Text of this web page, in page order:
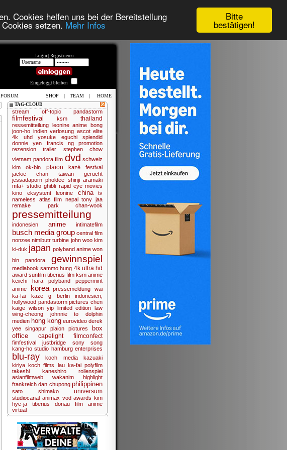
Bitte
bestätigen!
Cookies helfen uns bei der Bereitstellung
setzen. Mehr Infos
FORUM SHOP | TEAM | HOME
Login | Registrieren
Eingeloggt bleiben
TAG-CLOUD
stream off-topic pandastorm
filmfestival ksm thailand
ressemitteilung leonine anime bong
joon-ho indien verlosung ascot elite
4k uhd
yosuke eguchi
splendid
donnie yen
francis ng
promotion
rezension
trailer
stephen chow
vietnam pandora film dvd schweiz
kim ok-bin
plaion kazé
festival
jackie chan
taiwan
gerücht
jessadaporn pholdee shinji aramaki
mfa+ studio ghibli rapid eye movies
kino
eksystent leonine china
tv
nameless
atlas film nepal tony jaa
remake
park chan-wook
pressemitteilung
indonesien anime intimatefilm
busch media group central film
nonzee nimibutr turbine john woo kim
ki-duk japan polyband anime won
bin
pandora gewinnspiel
mediabook sammo hung 4k ultra hd
award sunfilm tiberius film ksm anime
keiichi hara
polyband
peppermint
anime
korea pressemeldung
wai
ka-fai
kaze g berlin
indonesien,
hollywood pandastorm pictures chen
kaige wilson yip limited edition law
wing-cheong
johnnie to
dolphin
medien hong kong eurovideo derek
yee
singapur plaion pictures
box
office
capelight filmconfect
fimfestival justbridge sony
song
kang-ho studio hamburg enterprises
blu-ray koch media
kazuaki
kiriya koch films lau ka-fai polyfilm
takeshi kaneshiro
rollenspiel
asianfilmweb
wakanim
highlight
frankreich dan chupong philippinen
sato shimako universum
studiocanal animax vod awards kim
hye-ja
tiberius donau film
anime
virtual